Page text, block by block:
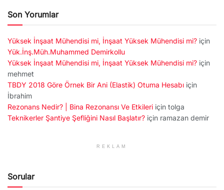
Son Yorumlar
Yüksek İnşaat Mühendisi mi, İnşaat Yüksek Mühendisi mi? için
Yük.İnş.Müh.Muhammed Demirkollu
Yüksek İnşaat Mühendisi mi, İnşaat Yüksek Mühendisi mi? için
mehmet
TBDY 2018 Göre Örnek Bir Ani (Elastik) Otuma Hesabı için
İbrahim
Rezonans Nedir? | Bina Rezonansı Ve Etkileri için tolga
Teknikerler Şantiye Şefliğini Nasıl Başlatır? için ramazan demir
REKLAM
Sorular